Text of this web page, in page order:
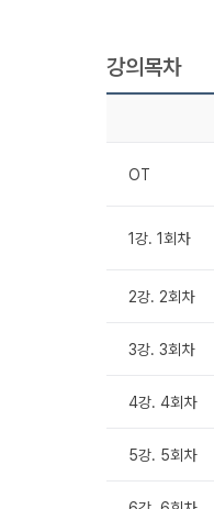
강의목차
OT
1강. 1회차
2강. 2회차
3강. 3회차
4강. 4회차
5강. 5회차